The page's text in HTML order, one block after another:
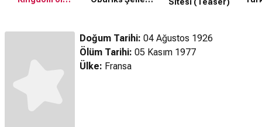
Doğum Tarihi: 04 Ağustos 1926
Ölüm Tarihi: 05 Kasım 1977
Ülke: Fransa